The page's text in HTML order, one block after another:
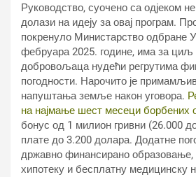
Руководство, суочено са одјеком
долази на идеју за овај програм.
покренуло Министарство одбране
фебруара 2025. године, има за
добровољаца нудећи регрутима
погодности. Нарочито је
напуштања земље након уговора.
на најмање шест месеци борбених
бонус од 1 милион гривни (26.000
плате до 3.200 долара. Додатне
државно финансирано образовање,
хипотеку и бесплатну медицинску